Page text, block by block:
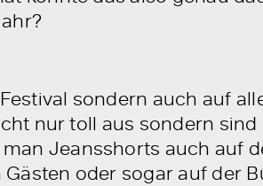
sondern auch auf
nur toll aus sondern
Jeansshorts auch auf
oder sogar auf der